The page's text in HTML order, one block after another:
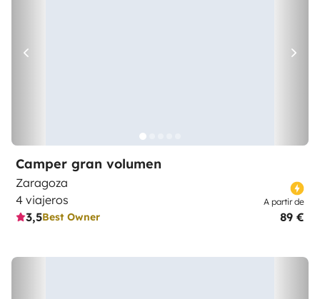
Camper gran volumen
Zaragoza
4 viajeros
3,5Best Owner
A partir de
89 €